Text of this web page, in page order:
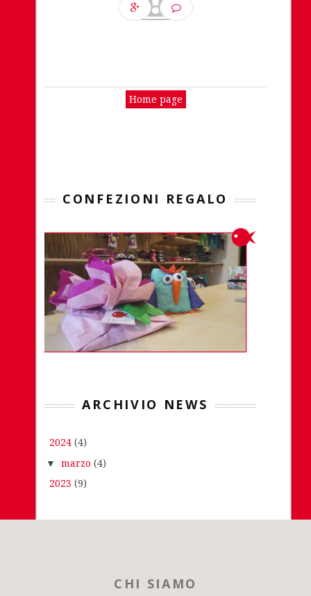
Home page
CONFEZIONI REGALO
ARCHIVIO NEWS
2024 (4)
▼ marzo (4)
2023 (9)
CHI SIAMO